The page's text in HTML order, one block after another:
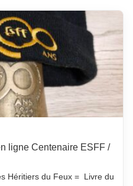
ligne Centenaire ESFF /
Héritiers du Feux = Livre du